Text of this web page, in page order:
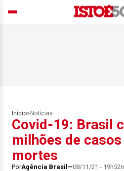
Início> Notícias
Covid-19: Brasil
milhões de
mortes
PorAgência Brasil 08/11/21 -